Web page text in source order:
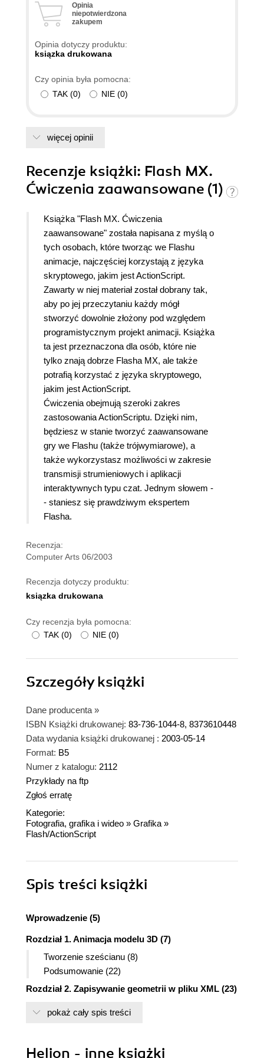
bardzo zadowolony - kolejna dobra książka z
wydawnictwa :D
Opinia
niepotwierdzona
zakupem
Opinia dotyczy produktu:
ksiązka drukowana
Czy opinia była pomocna:
TAK (0) NIE (0)
więcej opinii
Recenzje książki: Flash MX.
Ćwiczenia zaawansowane (1)
Książka "Flash MX. Ćwiczenia
zaawansowane" została napisana z myślą o
tych osobach, które tworząc we Flashu
animacje, najczęściej korzystają z języka
skryptowego, jakim jest ActionScript.
Zawarty w niej materiał został dobrany tak,
aby po jej przeczytaniu każdy mógł
stworzyć dowolnie złożony pod względem
programistycznym projekt animacji. Książka
ta jest przeznaczona dla osób, które nie
tylko znają dobrze Flasha MX, ale także
potrafią korzystać z języka skryptowego,
jakim jest ActionScript.
Ćwiczenia obejmują szeroki zakres
zastosowania ActionScriptu. Dzięki nim,
będziesz w stanie tworzyć zaawansowane
gry we Flashu (także trójwymiarowe), a
także wykorzystasz możliwości w zakresie
transmisji strumieniowych i aplikacji
interaktywnych typu czat. Jednym słowem -
- staniesz się prawdziwym ekspertem
Flasha.
Recenzja:
Computer Arts 06/2003
Recenzja dotyczy produktu:
ksiązka drukowana
Czy recenzja była pomocna:
TAK (0) NIE (0)
Szczegółyksiążki
Dane producenta »
ISBN Książki drukowanej: 83-736-1044-8, 8373610448
Data wydania książki drukowanej : 2003-05-14
Format: B5
Numer z katalogu: 2112
Przykłady na ftp
Zgłoś erratę
Kategorie:
Fotografia, grafika i wideo » Grafika»
Flash/ActionScript
Spis treści książki
Wprowadzenie (5)
Rozdział 1. Animacja modelu 3D (7)
Tworzenie sześcianu (8)
Podsumowanie (22)
Rozdział 2. Zapisywanie geometrii w pliku XML (23)
Podsumowanie (35)
pokaż cały spis treści
Helion - inne książki